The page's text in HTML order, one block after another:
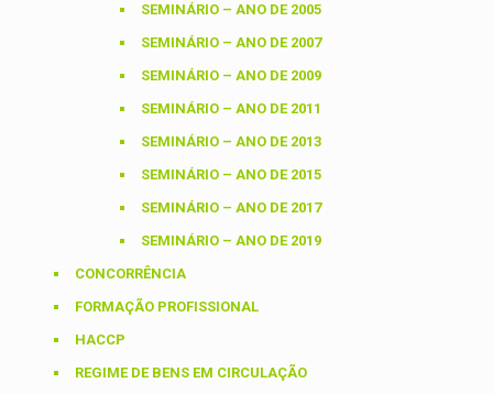
SEMINÁRIO – ANO DE 2005
SEMINÁRIO – ANO DE 2007
SEMINÁRIO – ANO DE 2009
SEMINÁRIO – ANO DE 2011
SEMINÁRIO – ANO DE 2013
SEMINÁRIO – ANO DE 2015
SEMINÁRIO – ANO DE 2017
SEMINÁRIO – ANO DE 2019
CONCORRÊNCIA
FORMAÇÃO PROFISSIONAL
HACCP
REGIME DE BENS EM CIRCULAÇÃO